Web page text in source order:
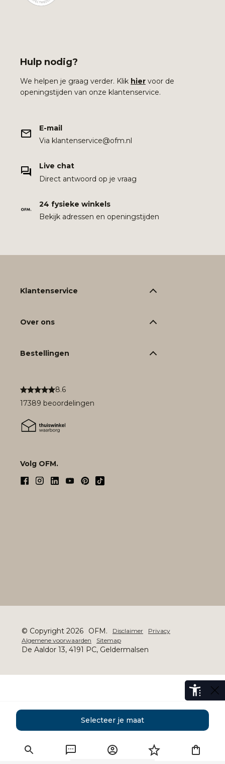
Selecteer je maat
Hulp nodig?
We helpen je graag verder. Klik hier voor de
openingstijden van onze klantenservice.
E-mail
Via klantenservice@ofm.nl
Live chat
Direct antwoord op je vraag
24 fysieke winkels
Bekijk adressen en openingstijden
8.6
17389 beoordelingen
Volg OFM.
Klantenservice
Over ons
Bestellingen
© Copyright 2026 OFM. Disclaimer
Privacy
Algemene voorwaarden
Sitemap
De Aaldor 13, 4191 PC, Geldermalsen